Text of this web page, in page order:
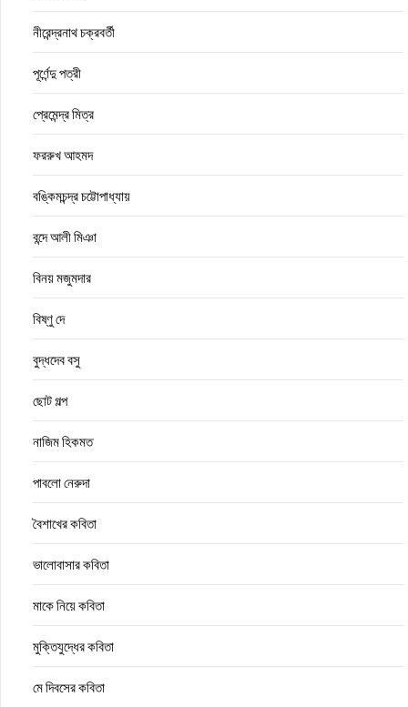
নীরেন্দ্রনাথ চক্রবর্তী
পূর্ণেন্দু পত্রী
প্রেমেন্দ্র মিত্র
ফররুখ আহমদ
বঙ্কিমচন্দ্র চট্টোপাধ্যায়
বন্দে আলী মিঞা
বিনয় মজুমদার
বিষ্ণু দে
বুদ্ধদেব বসু
ছোট গল্প
নাজিম হিকমত
পাবলো নেরুদা
বৈশাখের কবিতা
ভালোবাসার কবিতা
মাকে নিয়ে কবিতা
মুক্তিযুদ্ধের কবিতা
মে দিবসের কবিতা